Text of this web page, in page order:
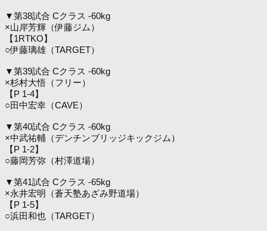
▼第38試合 Cクラス -60kg
×山岸芳輝（伊藤ジム）
【1RTKO】
○伊藤璃雄（TARGET）
▼第39試合 Cクラス -60kg
×杉村大悟（フリー）
【P 1-4】
○田中宏幸（CAVE）
▼第40試合 Cクラス -60kg
×中武祐輔（デンチンブリッジキックジム）
【P 1-2】
○藤岡芳弥（村澤道場）
▼第41試合 Cクラス -65kg
×永井宏明（蒼天塾あざみ野道場）
【P 1-5】
○浜田和也（TARGET）